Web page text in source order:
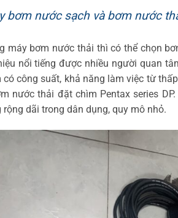
bơm nước sạch và bơm nước
máy bơm nước thải thì có thể chọn
nổi tiếng được nhiều người quan
công suất, khả năng làm việc từ
nước thải đặt chìm Pentax series DP.
dãi trong dân dụng, quy mô nhỏ.